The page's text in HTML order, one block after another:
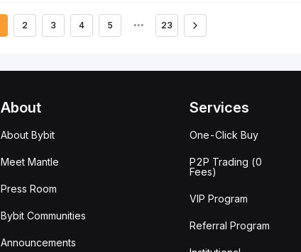
2 3 4 5 ••• 23
About
About Bybit
Meet Mantle
Press Room
Bybit Communities
Announcements
Services
One-Click Buy
P2P Trading (0
Fees)
VIP Program
Referral Program